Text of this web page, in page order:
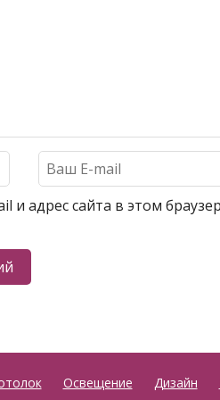
и адрес сайта в этом
Освещение Дизайн